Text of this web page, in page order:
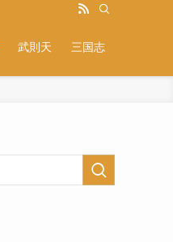
武則天 三国志